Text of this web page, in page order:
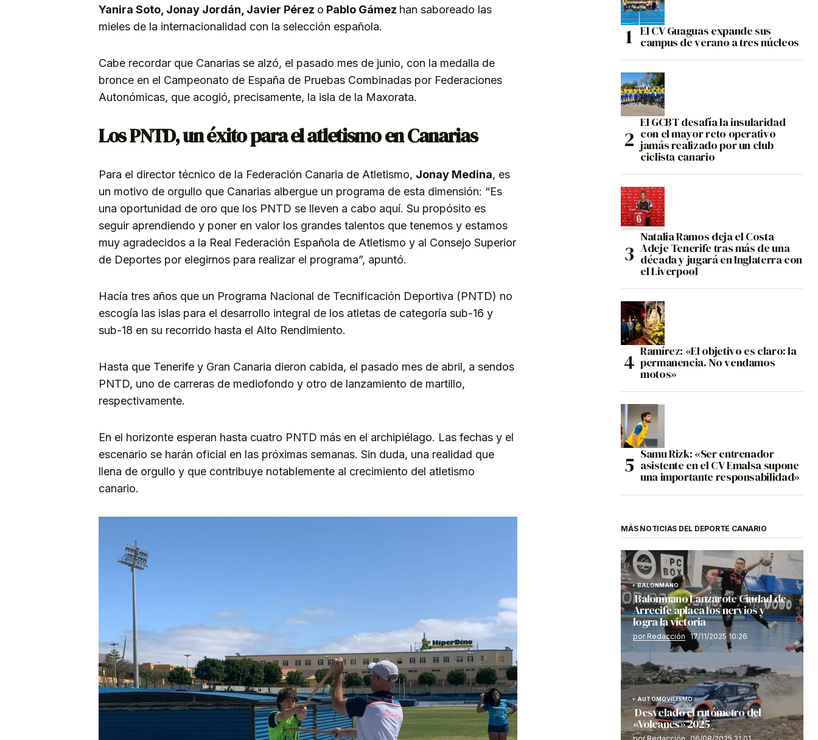
Yanira Soto, Jonay Jordán, Javier Pérez o Pablo Gámez han saboreado las
mieles de la internacionalidad con la selección española.
Cabe recordar que Canarias se alzó, el pasado mes de junio, con la medalla de
bronce en el Campeonato de España de Pruebas Combinadas por Federaciones
Autonómicas, que acogió, precisamente, la isla de la Maxorata.
Los PNTD, un éxito para el atletismo en Canarias
Para el director técnico de la Federación Canaria de Atletismo, Jonay Medina, es
un motivo de orgullo que Canarias albergue un programa de esta dimensión: “Es
una oportunidad de oro que los PNTD se lleven a cabo aquí. Su propósito es
seguir aprendiendo y poner en valor los grandes talentos que tenemos y estamos
muy agradecidos a la Real Federación Española de Atletismo y al Consejo Superior
de Deportes por elegirnos para realizar el programa”, apuntó.
Hacía tres años que un Programa Nacional de Tecnificación Deportiva (PNTD) no
escogía las islas para el desarrollo integral de los atletas de categoría sub-16 y
sub-18 en su recorrido hasta el Alto Rendimiento.
Hasta que Tenerife y Gran Canaria dieron cabida, el pasado mes de abril, a sendos
PNTD, uno de carreras de mediofondo y otro de lanzamiento de martillo,
respectivamente.
En el horizonte esperan hasta cuatro PNTD más en el archipiélago. Las fechas y el
escenario se harán oficial en las próximas semanas. Sin duda, una realidad que
llena de orgullo y que contribuye notablemente al crecimiento del atletismo
canario.
El CV Guaguas expande sus
campus de verano a tres núcleos
El GCBT desafía la insularidad
con el mayor reto operativo
jamás realizado por un club
ciclista canario
Natalia Ramos deja el Costa
Adeje Tenerife tras más de una
década y jugará en Inglaterra con
el Liverpool
Ramírez: «El objetivo es claro: la
permanencia. No vendamos
motos»
Samu Rizk: «Ser entrenador
asistente en el CV Emalsa supone
una importante responsabilidad»
MÁS NOTICIAS DEL DEPORTE CANARIO
BALONMANO
Balonmano Lanzarote Ciudad de
Arrecife aplaca los nervios y
logra la victoria
por Redacción 17/11/2025 10:26
AUTOMOVILISMO
Desvelado el rutómetro del
«Volcanes» 2025